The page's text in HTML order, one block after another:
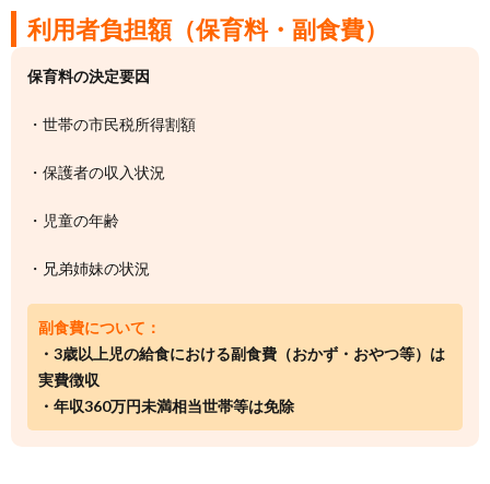
利用者負担額（保育料・副食費）
保育料の決定要因
・世帯の市民税所得割額
・保護者の収入状況
・児童の年齢
・兄弟姉妹の状況
副食費について：
・3歳以上児の給食における副食費（おかず・おやつ等）は
実費徴収
・年収360万円未満相当世帯等は免除